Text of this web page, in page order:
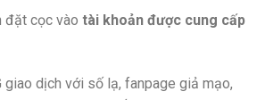
đặt cọc vào tài khoản được cung cấp
giao dịch với số lạ, fanpage giả mạo,